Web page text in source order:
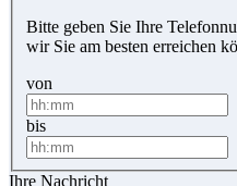
Bitte geben Sie Ihre
wir Sie am besten erreichen
von
bis
Ihre Nachricht